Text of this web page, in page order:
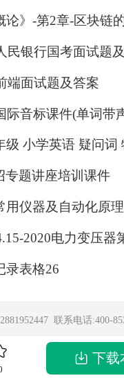
企业管理、地磅数
报登记、视频监控
废物信息接收确认
处置单位管理功能
视频监控-AI识别实现
辆、处置单位的全景
、排放口等重点监
废接收运输处置全过
对视频监控异常实现
识别预警固废桶倾
出智能日报、多维度
论》-第2章-区块链
民银行国考面试题
端面试题及答案
专题讲座培训课件
用仪器及自动化原理
录表格26
联系电话:400-
下载